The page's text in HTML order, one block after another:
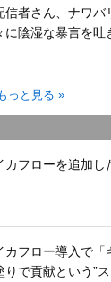
信者さん、ナワ
に陰湿な暴言を吐
っと見る »
カフローを追加し
カフロー導入で
りで貢献という”